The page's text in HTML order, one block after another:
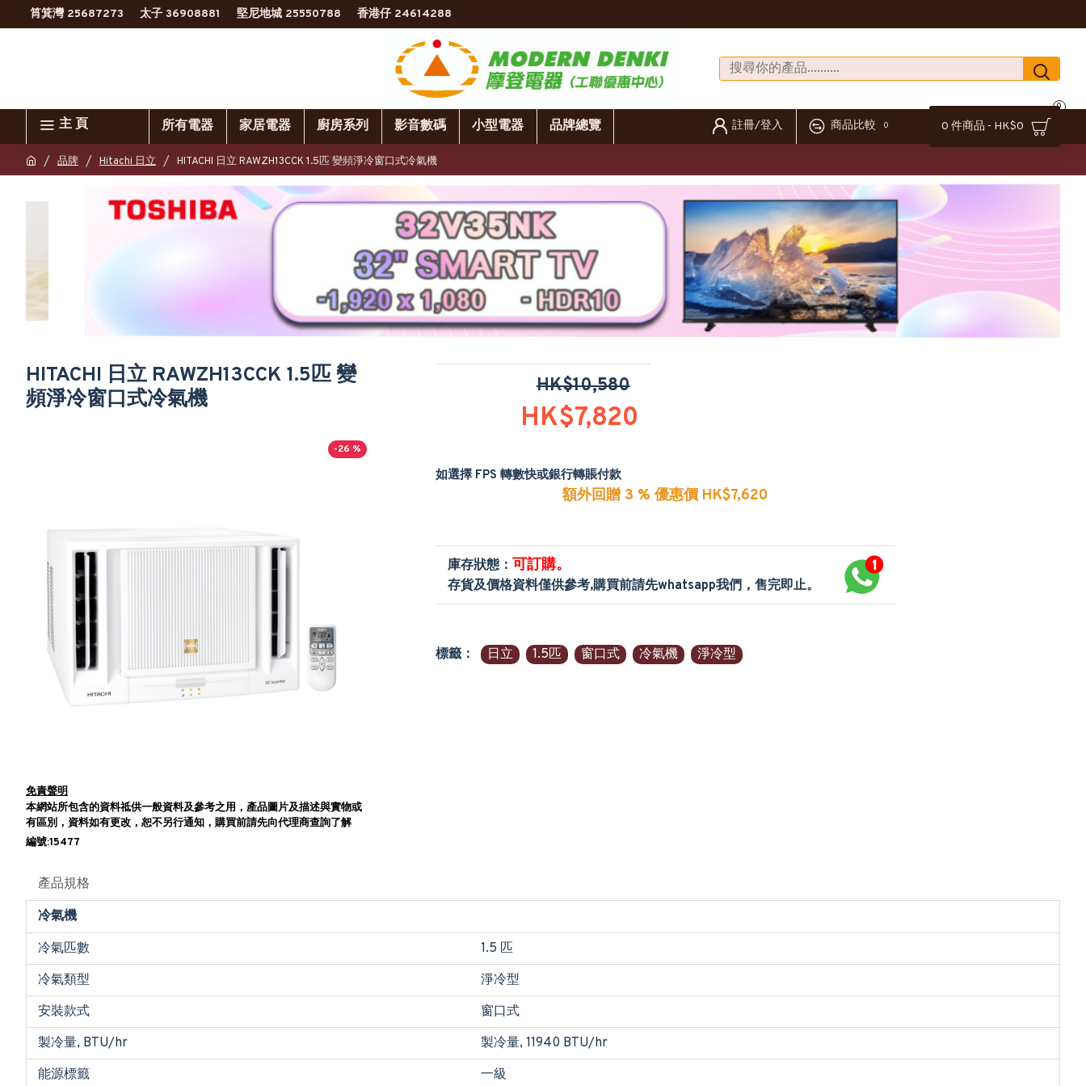
筲箕灣 25687273 太子 36908881 堅尼地城 25550788 香港仔 24614288
主 頁 所有電器 家居電器 廚房系列 影音數碼 小型電器 品牌總覽 註冊/登入 商品比較 0 0 件商品 - HK$0
0
品牌 Hitachi 日立 HITACHI 日立 RAWZH13CCK 1.5匹 變頻淨冷窗口式冷氣機
HITACHI 日立 RAWZH13CCK 1.5匹 變
頻淨冷窗口式冷氣機
-26 %
免責聲明
本網站所包含的資料祗供一般資料及參考之用，產品圖片及描述與實物或
有區別，資料如有更改，恕不另行通知，購買前請先向代理商查詢了解
編號:15477
HK$7,820
HK$10,580
如選擇 FPS 轉數快或銀行轉賬付款
額外回贈 3 % 優惠價 HK$7,620
庫存狀態： 可訂購。
存貨及價格資料僅供參考,購買前請先whatsapp我們，售完即止。
標籤： 日立 1.5匹 窗口式 冷氣機 淨冷型
產品規格
冷氣機
冷氣匹數
1.5 匹
冷氣類型
淨冷型
安裝款式
窗口式
製冷量, BTU/hr
製冷量, 11940 BTU/hr
能源標籤
一級